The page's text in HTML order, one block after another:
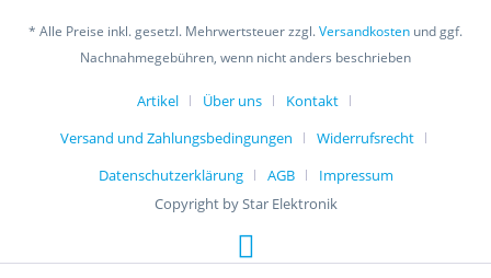
* Alle Preise inkl. gesetzl. Mehrwertsteuer zzgl.Versandkosten und ggf.
Nachnahmegebühren, wenn nicht anders beschrieben
Artikel Über uns
Kontakt
Versand und Zahlungsbedingungen
Widerrufsrecht
Datenschutzerklärung
AGB
Impressum
Copyright by Star Elektronik